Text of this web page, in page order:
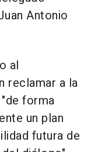
Antonio
al
reclamar a la
forma
un plan
futura de